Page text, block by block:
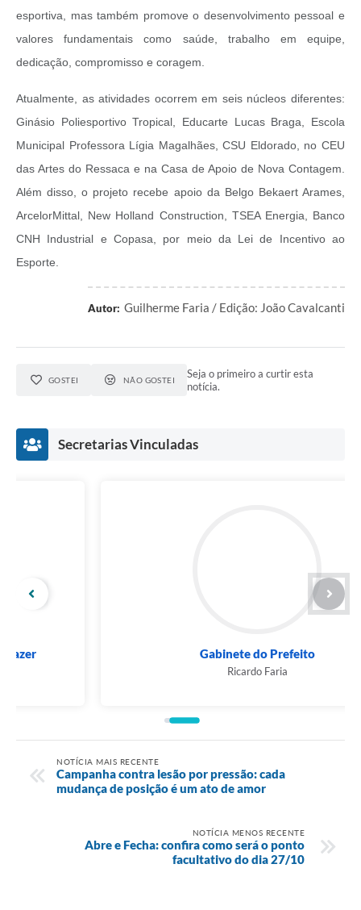
esportiva, mas também promove o desenvolvimento pessoal e
valores fundamentais como saúde, trabalho em equipe,
dedicação, compromisso e coragem.
Atualmente, as atividades ocorrem em seis núcleos diferentes:
Ginásio Poliesportivo Tropical, Educarte Lucas Braga, Escola
Municipal Professora Lígia Magalhães, CSU Eldorado, no CEU
das Artes do Ressaca e na Casa de Apoio de Nova Contagem.
Além disso, o projeto recebe apoio da Belgo Bekaert Arames,
ArcelorMittal, New Holland Construction, TSEA Energia, Banco
CNH Industrial e Copasa, por meio da Lei de Incentivo ao
Esporte.
Autor: Guilherme Faria / Edição: João Cavalcanti
GOSTEI NÃO GOSTEI
Seja o primeiro a curtir esta
notícia.
Secretarias Vinculadas
Gabinete do Prefeito
NOTÍCIA MAIS RECENTE
Campanha contra lesão por pressão: cada
mudança de posição é um ato de amor
NOTÍCIA MENOS RECENTE
Abre e Fecha: confira como será o ponto
facultativo do dia 27/10